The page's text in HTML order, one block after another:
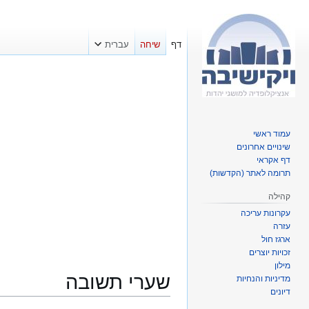
שערי תשובה
דף שיחה עברית
עמוד ראשי
שינויים אחרונים
דף אקראי
תרומה לאתר (הקדשות)
קהילה
עקרונות עריכה
עזרה
ארגז חול
זכויות יוצרים
מילון
מדיניות והנחיות
דיונים